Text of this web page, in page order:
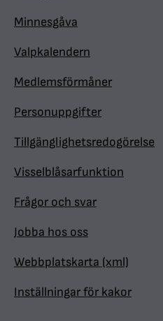
Minnesgåva
Valpkalendern
Medlemsförmåner
Personuppgifter
Tillgänglighetsredogörelse
Visselblåsarfunktion
Frågor och svar
Jobba hos oss
Webbplatskarta (xml)
Inställningar för kakor